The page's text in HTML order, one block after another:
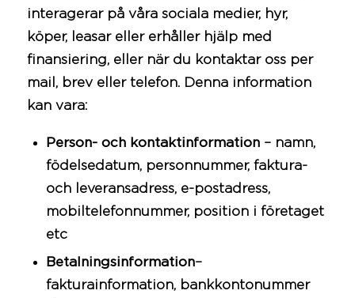
interagerar på våra sociala medier, hyr,
köper, leasar eller erhåller hjälp med
finansiering, eller när du kontaktar oss per
mail, brev eller telefon. Denna information
kan vara:
Person- och kontaktinformation – namn,
födelsedatum, personnummer, faktura-
och leveransadress, e-postadress,
mobiltelefonnummer, position i företaget
etc
Betalningsinformation–
fakturainformation, bankkontonummer